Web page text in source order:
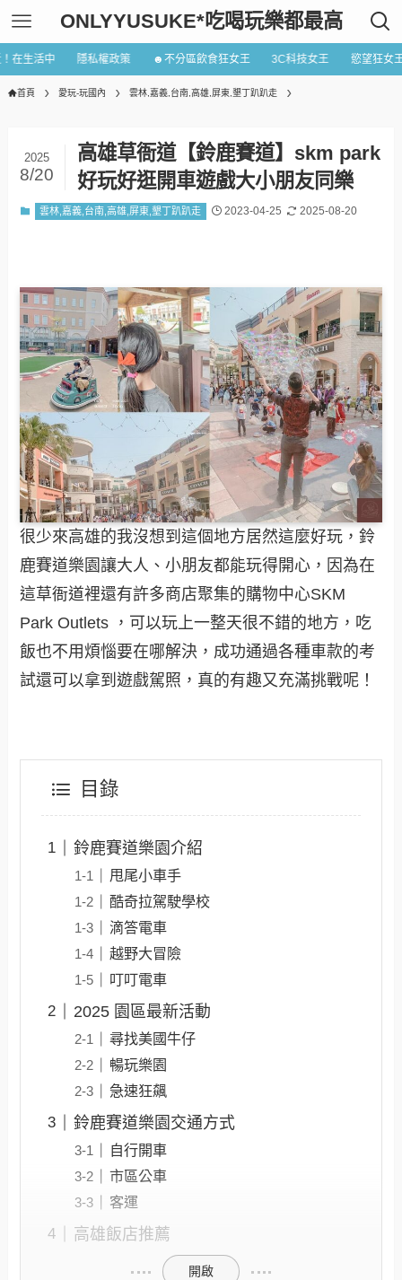
ONLYYUSUKE*吃喝玩樂都最高
在生活中 隱私權政策 ☻不分區飲食狂女王 3C科技女王 慾望狂女
首頁 愛玩-玩國內 雲林,嘉義,台南,高雄,屏東,墾丁趴趴走
高雄草衙道【鈴鹿賽道】skm park
好玩好逛開車遊戲大小朋友同樂
2025
8/20
雲林,嘉義,台南,高雄,屏東,墾丁趴趴走 2023-04-25 2025-08-20
很少來高雄的我沒想到這個地方居然這麼好玩，鈴
鹿賽道樂園讓大人、小朋友都能玩得開心，因為在
這草衙道裡還有許多商店聚集的購物中心SKM
Park Outlets ，可以玩上一整天很不錯的地方，吃
飯也不用煩惱要在哪解決，成功通過各種車款的考
試還可以拿到遊戲駕照，真的有趣又充滿挑戰呢！
目錄
鈴鹿賽道樂園介紹
甩尾小車手
酷奇拉駕駛學校
滴答電車
越野大冒險
叮叮電車
2025 園區最新活動
尋找美國牛仔
暢玩樂園
急速狂飆
鈴鹿賽道樂園交通方式
自行開車
市區公車
客運
高雄飯店推薦
開啟